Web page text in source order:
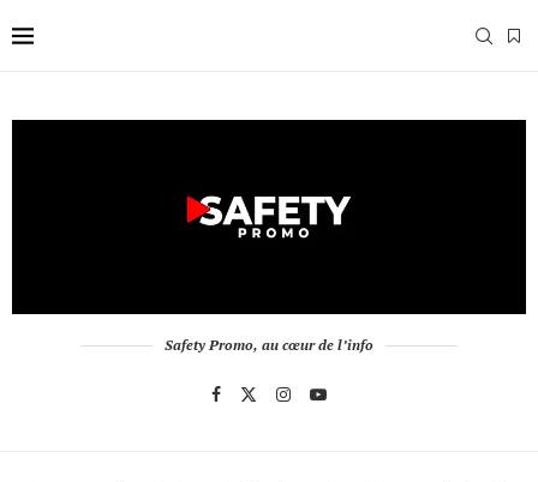
Safety Promo, au cœur de l’info